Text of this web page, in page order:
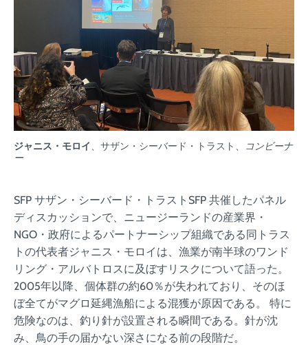
ジャニス・モロイ 、サザン・シーバード・トラスト、
コンビーナ
ー
SFP サザン・シーバード・トラストSFP 共催したパネル
ディスカッションで、ニュージーランドの産業界・
NGO・政府によるパートナーシップ組織である同トラス
トの代表者ジャニス・モロイは、漁業が南半球のワンド
リング・アルバトロスに及ぼすリスクについて語った。
2005年以降、個体群の約60％が失われており、そのほ
ぼ全てがマグロ延縄漁船による混獲が原因である。 特に
危険なのは、釣り針が設置される瞬間である。針が沈
み、鳥の手の届かない深さになる前の段階だ。